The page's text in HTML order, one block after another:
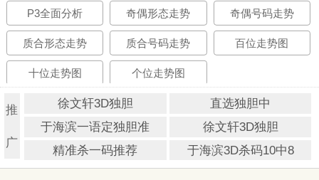
P3全面分析 奇偶形态走势 奇偶号码走势
质合形态走势 质合号码走势 百位走势图
十位走势图 个位走势图
推
广
徐文轩3D独胆
直选独胆中
于海滨一语定独胆准
徐文轩3D独胆
精准杀一码推荐
于海滨3D杀码10中8